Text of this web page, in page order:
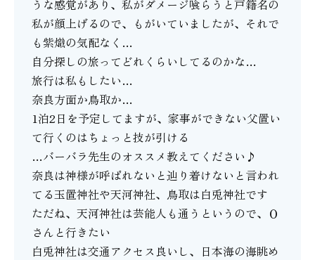
うな感覚があり、私がダメージ喰らうと戸籍名の
私が顔上げるので、もがいていましたが、それで
も紫熾の気配なく…
自分探しの旅ってどれくらいしてるのかな…
旅行は私もしたい…
奈良方面か鳥取か…
1泊2日を予定してますが、家事ができない父置い
て行くのはちょっと技が引ける
…バーバラ先生のオススメ教えてください♪
奈良は神様が呼ばれないと辿り着けないと言われ
てる玉置神社や天河神社、鳥取は白兎神社です
ただね、天河神社は芸能人も通うというので、Ｏ
さんと行きたい
白兎神社は交通アクセス良いし、日本海の海眺め